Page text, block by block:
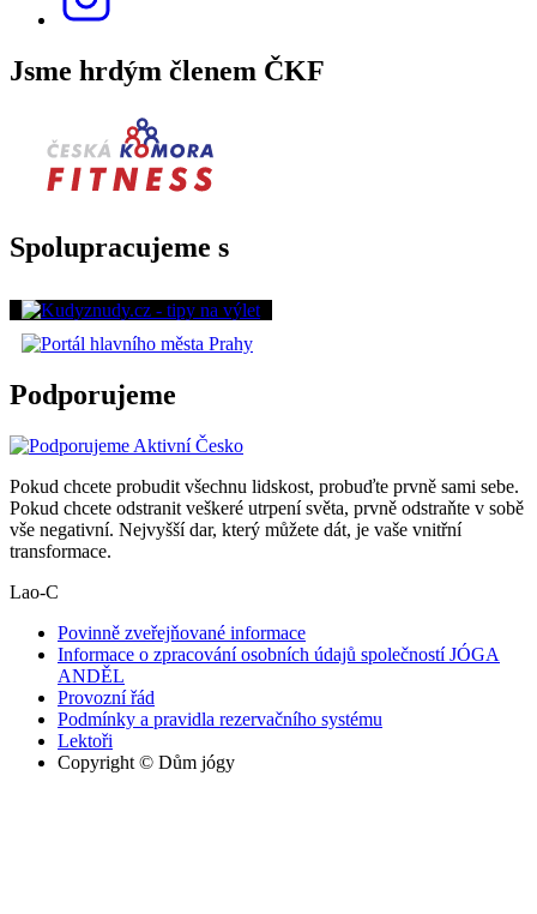
Jsme hrdým členem ČKF
Spolupracujeme s
Podporujeme
Pokud chcete probudit všechnu lidskost, probuďte prvně sami sebe.
Pokud chcete odstranit veškeré utrpení světa, prvně odstraňte v sobě
vše negativní. Nejvyšší dar, který můžete dát, je vaše vnitřní
transformace.
Lao-C
Povinně zveřejňované informace
Informace o zpracování osobních údajů společností JÓGA
ANDĚL
Provozní řád
Podmínky a pravidla rezervačního systému
Lektoři
Copyright © Dům jógy